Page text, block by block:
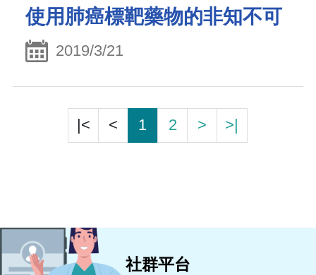
使用肺癌標靶藥物的非知不可
2019/3/21
|< < 1 2 > >|
社群平台